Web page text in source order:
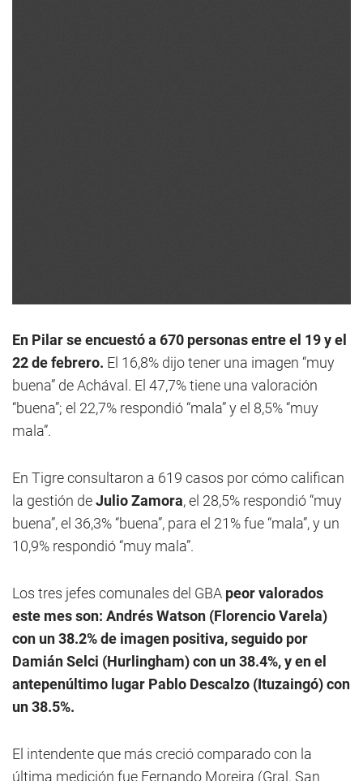
En Pilar se encuestó a 670 personas entre el 19 y el
22 de febrero. El 16,8% dijo tener una imagen “muy
buena” de Achával. El 47,7% tiene una valoración
“buena”; el 22,7% respondió “mala” y el 8,5% “muy
mala”.
En Tigre consultaron a 619 casos por cómo califican
la gestión deJulio Zamora, el 28,5% respondió “muy
buena”, el 36,3% “buena”, para el 21% fue “mala”, y un
10,9% respondió “muy mala”.
Los tres jefes comunales del GBA peor valorados
este mes son: Andrés Watson (Florencio Varela)
con un 38.2% de imagen positiva, seguido por
Damián Selci (Hurlingham) con un 38.4%, y en el
antepenúltimo lugar Pablo Descalzo (Ituzaingó) con
un 38.5%.
El intendente que más creció comparado con la
última medición fue Fernando Moreira (Gral. San